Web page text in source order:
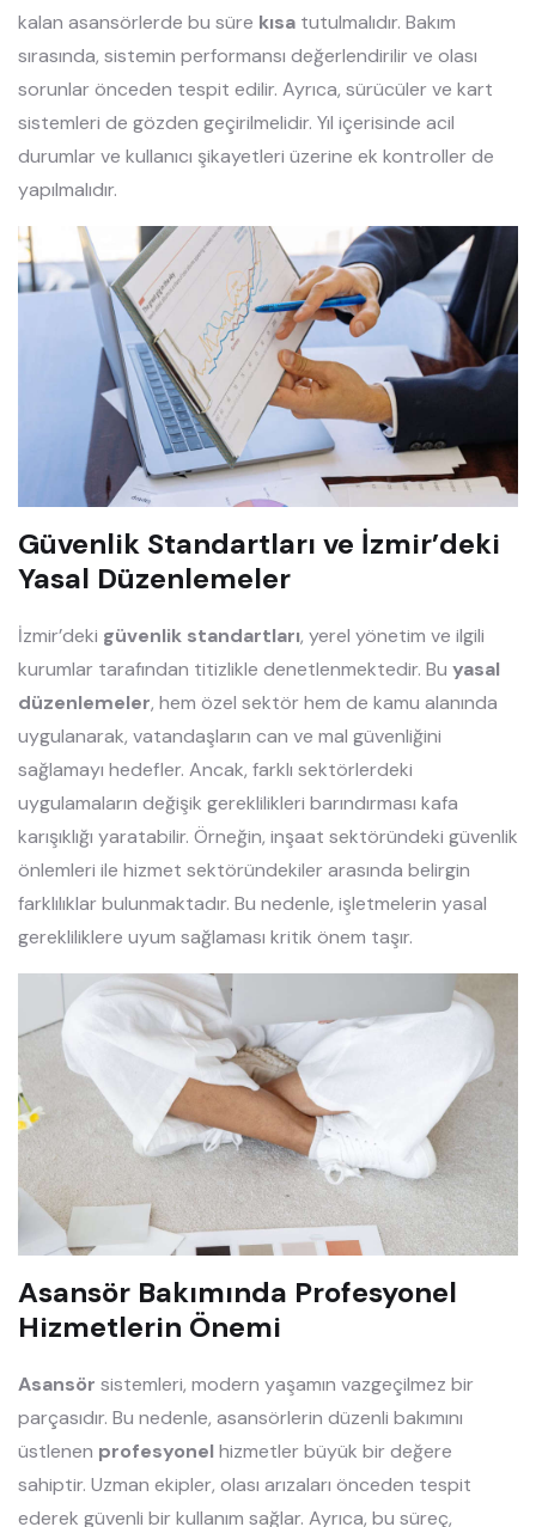
kalan asansörlerde bu süre kısa tutulmalıdır. Bakım
sırasında, sistemin performansı değerlendirilir ve olası
sorunlar önceden tespit edilir. Ayrıca, sürücüler ve kart
sistemleri de gözden geçirilmelidir. Yıl içerisinde acil
durumlar ve kullanıcı şikayetleri üzerine ek kontroller de
yapılmalıdır.
Güvenlik Standartları ve İzmir’deki
Yasal Düzenlemeler
İzmir’deki güvenlik standartları, yerel yönetim ve ilgili
kurumlar tarafından titizlikle denetlenmektedir. Bu yasal
düzenlemeler, hem özel sektör hem de kamu alanında
uygulanarak, vatandaşların can ve mal güvenliğini
sağlamayı hedefler. Ancak, farklı sektörlerdeki
uygulamaların değişik gereklilikleri barındırması kafa
karışıklığı yaratabilir. Örneğin, inşaat sektöründeki güvenlik
önlemleri ile hizmet sektöründekiler arasında belirgin
farklılıklar bulunmaktadır. Bu nedenle, işletmelerin yasal
gerekliliklere uyum sağlaması kritik önem taşır.
Asansör Bakımında Profesyonel
Hizmetlerin Önemi
Asansör sistemleri, modern yaşamın vazgeçilmez bir
parçasıdır. Bu nedenle, asansörlerin düzenli bakımını
üstlenen profesyonelhizmetler büyük bir değere
sahiptir. Uzman ekipler, olası arızaları önceden tespit
ederek güvenli bir kullanım sağlar. Ayrıca, bu süreç,